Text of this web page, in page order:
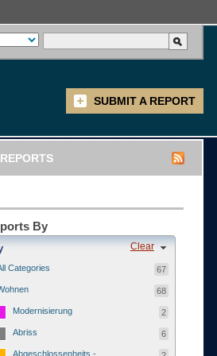
SUBMIT A REPORT
By
Clear
Categories 67
68
Modernisierung 2
Abriss 6
Abgeschlossenheits -